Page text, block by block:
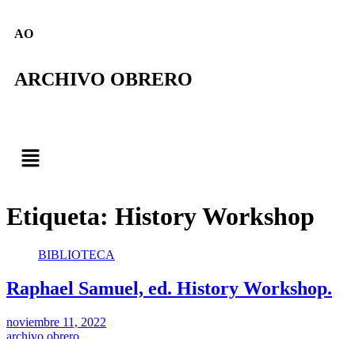
AO
ARCHIVO OBRERO
Etiqueta: History Workshop
BIBLIOTECA
Raphael Samuel, ed. History Workshop.
noviembre 11, 2022
archivo obrero